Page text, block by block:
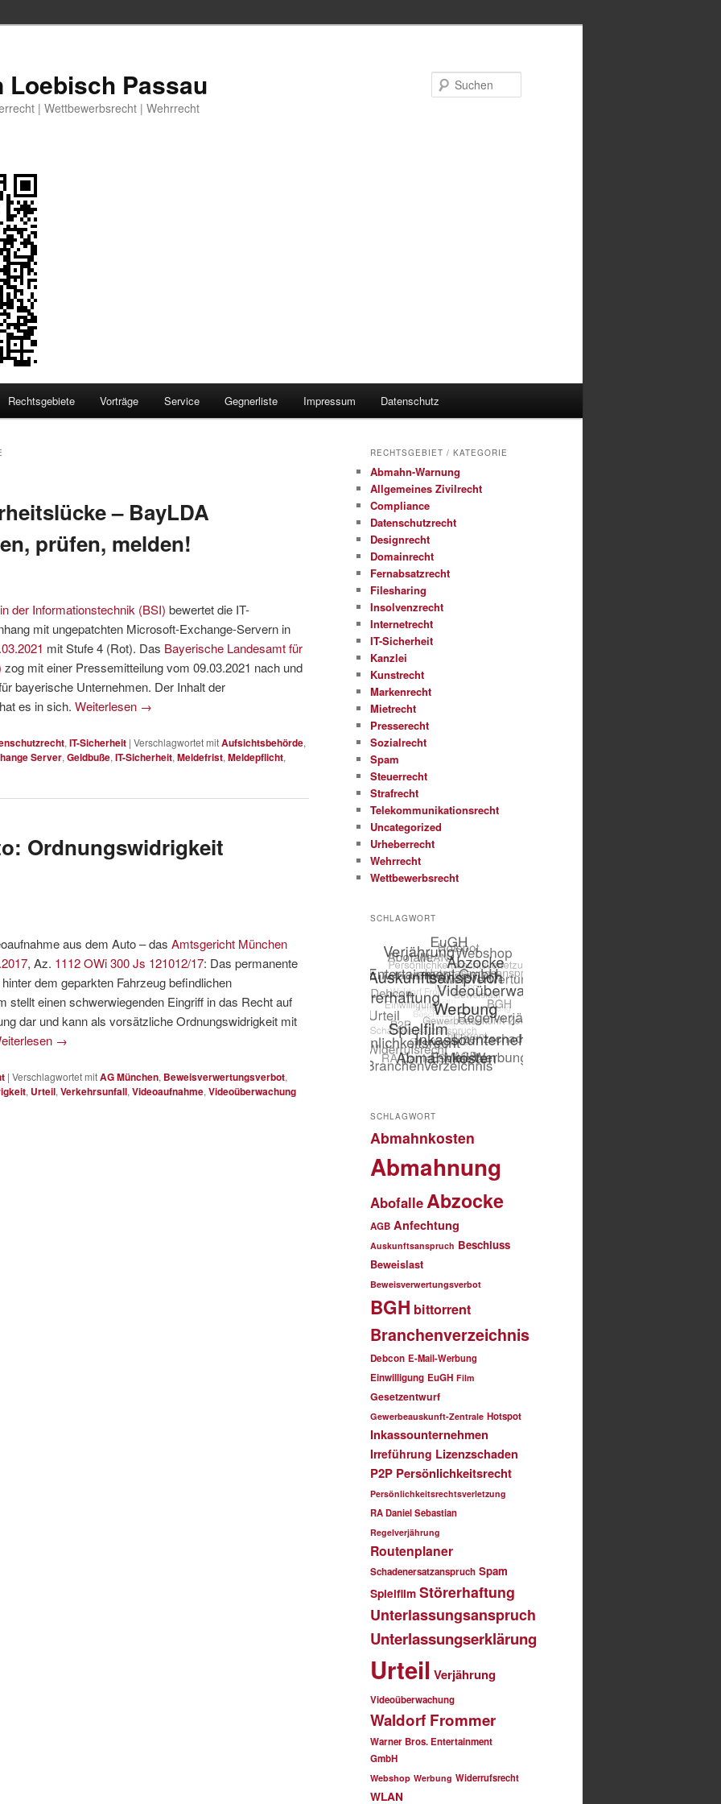
Loebisch Passau
| Wettbewerbsrecht | Wehrrecht
Rechtsgebiete Vorträge Service Gegnerliste Impressum Datenschutz
– BayLDA
prüfen, melden!
der Informationstechnik (BSI) bewertet die IT-
mit ungepatchten Microsoft-Exchange-Servern in
mit Stufe 4 (Rot). Das Bayerische Landesamt für
zog mit einer Pressemitteilung vom 09.03.2021 nach und
bayerische Unternehmen. Der Inhalt der
es in sich. Weiterlesen →
, IT-Sicherheit | Verschlagwortet mitAufsichtsbehörde,
Server, Geldbuße, IT-Sicherheit, Meldefrist, Meldepflicht,
Ordnungswidrigkeit
aus dem Auto – das Amtsgericht München
, Az. 1112 OWi 300 Js 121012/17: Das permanente
dem geparkten Fahrzeug befindlichen
stellt einen schwerwiegenden Eingriff in das Recht auf
dar und kann als vorsätzliche Ordnungswidrigkeit mit
→
| Verschlagwortet mitAG München, Beweisverwertungsverbot,
, Urteil, Verkehrsunfall, Videoaufnahme, Videoüberwachung
RECHTSGEBIET / KATEGORIE
Abmahn-Warnung
Allgemeines Zivilrecht
Compliance
Datenschutzrecht
Designrecht
Domainrecht
Fernabsatzrecht
Filesharing
Insolvenzrecht
Internetrecht
IT-Sicherheit
Kanzlei
Kunstrecht
Markenrecht
Mietrecht
Presserecht
Sozialrecht
Spam
Steuerrecht
Strafrecht
Telekommunikationsrecht
Uncategorized
Urheberrecht
Wehrrecht
Wettbewerbsrecht
SCHLAGWORT
SCHLAGWORT
Abmahnkosten
Abmahnung
AbofalleAbzocke
AGB Anfechtung
Auskunftsanspruch Beschluss
Beweislast
Beweisverwertungsverbot
BGH bittorrent
Branchenverzeichnis
Debcon E-Mail-Werbung
Einwilligung EuGH Film
Gesetzentwurf
Gewerbeauskunft-Zentrale Hotspot
Inkassounternehmen
Irreführung Lizenzschaden
P2P Persönlichkeitsrecht
Persönlichkeitsrechtsverletzung
RA Daniel Sebastian
Regelverjährung
Routenplaner
Schadenersatzanspruch Spam
Spielfilm Störerhaftung
Unterlassungsanspruch
Unterlassungserklärung
Urteil Verjährung
Videoüberwachung
Waldorf Frommer
Warner Bros. Entertainment
GmbH
Webshop Werbung Widerrufsrecht
WLAN